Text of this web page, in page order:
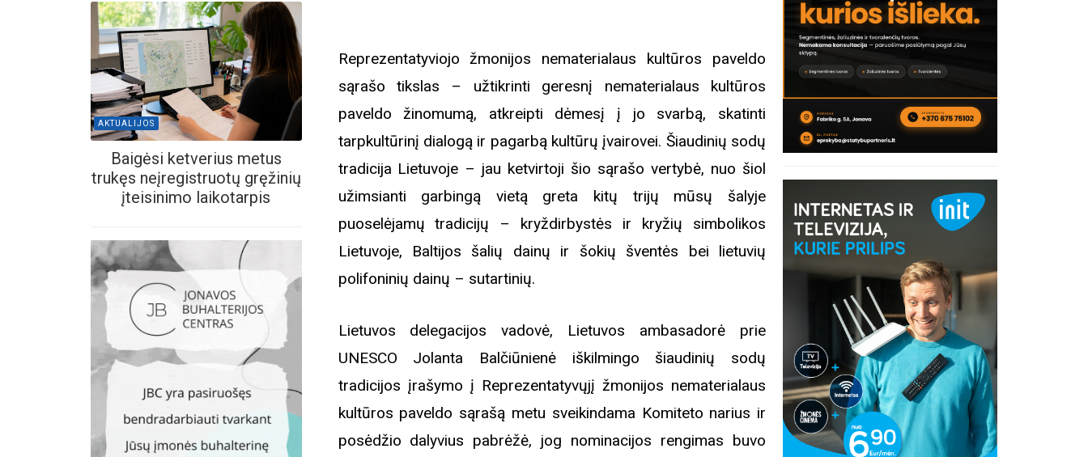
AKTUALIJOS
Baigėsi ketverius metus
trukęs neįregistruotų gręžinių
įteisinimo laikotarpis
Reprezentatyviojo žmonijos nematerialaus kultūros paveldo
sąrašo tikslas – užtikrinti geresnį nematerialaus kultūros
paveldo žinomumą, atkreipti dėmesį į jo svarbą, skatinti
tarpkultūrinį dialogą ir pagarbą kultūrų įvairovei. Šiaudinių sodų
tradicija Lietuvoje – jau ketvirtoji šio sąrašo vertybė, nuo šiol
užimsianti garbingą vietą greta kitų trijų mūsų šalyje
puoselėjamų tradicijų – kryždirbystės ir kryžių simbolikos
Lietuvoje, Baltijos šalių dainų ir šokių šventės bei lietuvių
polifoninių dainų – sutartinių.
Lietuvos delegacijos vadovė, Lietuvos ambasadorė prie
UNESCO Jolanta Balčiūnienė iškilmingo šiaudinių sodų
tradicijos įrašymo į Reprezentatyvųjį žmonijos nematerialaus
kultūros paveldo sąrašą metu sveikindama Komiteto narius ir
posėdžio dalyvius pabrėžė, jog nominacijos rengimas buvo